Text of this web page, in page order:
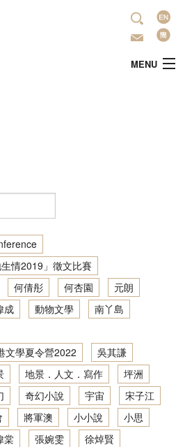
語
言
MENU
情2019」徵文比賽
何倩彤 何杏園
元朗
成 動物文學
南丫島
文學夏令營2022
吳其謙
地景．人文．寫作
坪洲
奇幻小說 宇宙
宋子江
將軍澳 小小說
小思
棠 張婉雯
徐焯賢